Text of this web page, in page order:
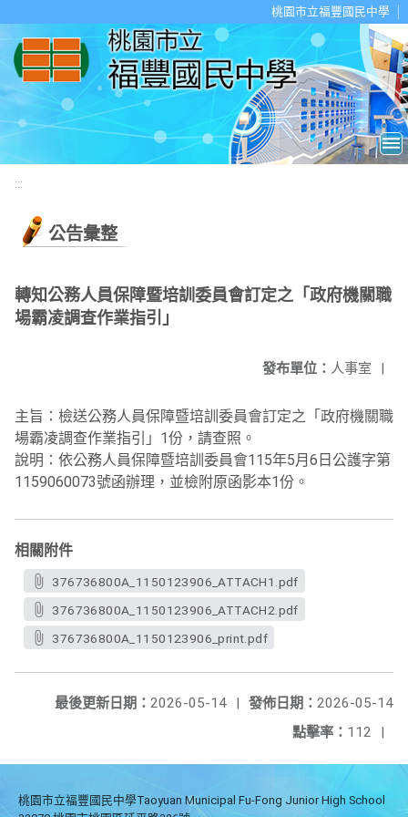
桃園市立福豐國民中學
:::
公告彙整
轉知公務人員保障暨培訓委員會訂定之「政府機關職
場霸凌調查作業指引」
發布單位： 人事室 |
主旨：檢送公務人員保障暨培訓委員會訂定之「政府機關職
場霸凌調查作業指引」1份，請查照。
說明：依公務人員保障暨培訓委員會115年5月6日公護字第
1159060073號函辦理，並檢附原函影本1份。
相關附件
376736800A_1150123906_ATTACH1.pdf
376736800A_1150123906_ATTACH2.pdf
376736800A_1150123906_print.pdf
發佈日期： 2026-05-14
最後更新日期： 2026-05-14
|
點擊率： 112 |
桃園市立福豐國民中學Taoyuan Municipal Fu-Fong Junior High School